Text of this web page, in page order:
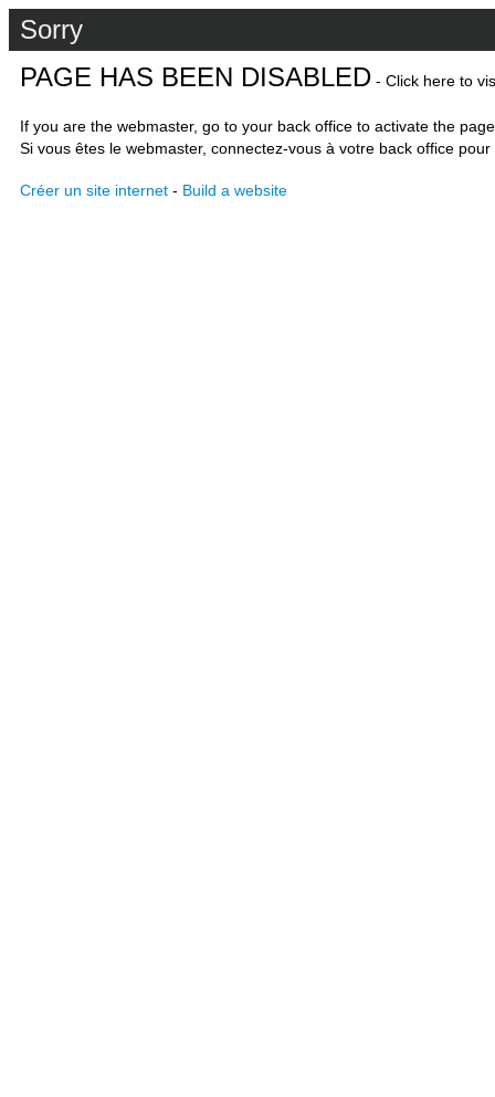
Sorry
PAGE HAS BEEN DISABLED - Click here to
If you are the webmaster, go to your back office to activate the
Si vous êtes le webmaster, connectez-vous à votre back office
Créer un site internet - Build a website